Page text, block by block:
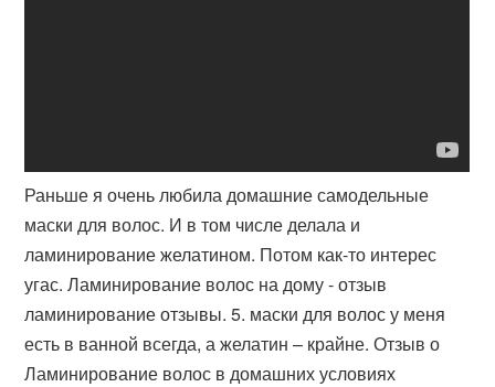
Раньше я очень любила домашние самодельные
маски для волос. И в том числе делала и
ламинирование желатином. Потом как-то интерес
угас. Ламинирование волос на дому - отзыв
ламинирование отзывы. 5. маски для волос у меня
есть в ванной всегда, а желатин – крайне. Отзыв о
Ламинирование волос в домашних условиях